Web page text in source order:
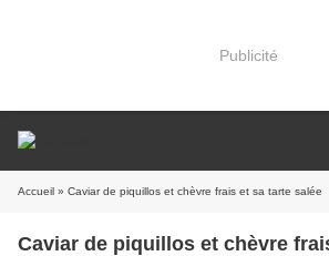
Publicité
Accueil » Caviar de piquillos et chèvre frais et sa tarte salée
Caviar de piquillos et chèvre